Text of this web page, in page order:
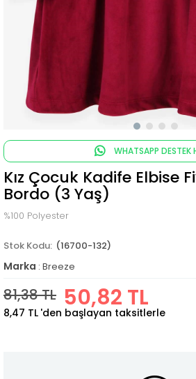
WHATSAPP DESTEK
Kız Çocuk Kadife Elbise
Bordo (3 Yaş)
%100 Polyester
(16700-132)
Marka : Breeze
81,38 TL 50,82 TL
8,47 TL 'den başlayan taksitlerle